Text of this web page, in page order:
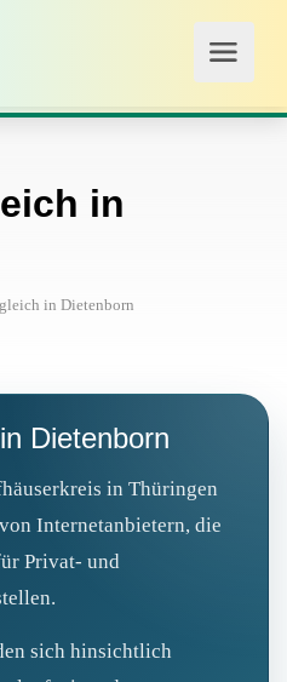
in
in Dietenborn
Dietenborn
in Thüringen
Internetanbietern, die
Privat- und
sich hinsichtlich